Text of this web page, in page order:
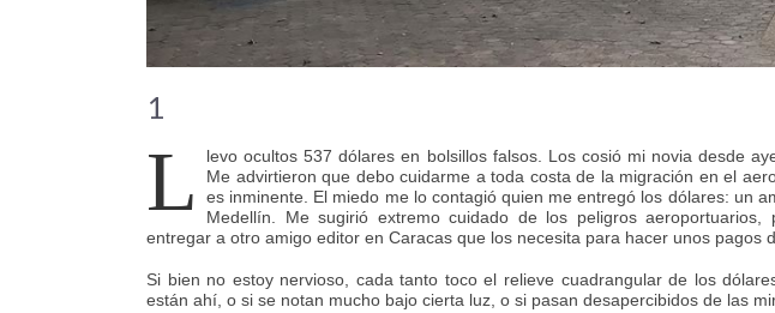
1
L levo ocultos 537 dólares en bolsillos falsos. Los cosió mi novia desde
Me advirtieron que debo cuidarme a toda costa de la migración en el
es inminente. El miedo me lo contagió quien me entregó los dólares: un
Medellín. Me sugirió extremo cuidado de los peligros
entregar a otro amigo editor en Caracas que los necesita para hacer unos pagos
Si bien no estoy nervioso, cada tanto toco el relieve cuadrangular de los
están ahí, o si se notan mucho bajo cierta luz, o si pasan desapercibidos de las